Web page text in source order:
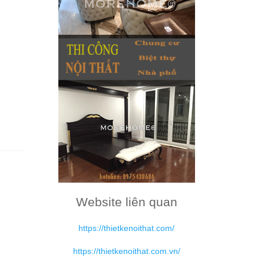
Website liên quan
https://thietkenoithat.com/
https://thietkenoithat.com.vn/